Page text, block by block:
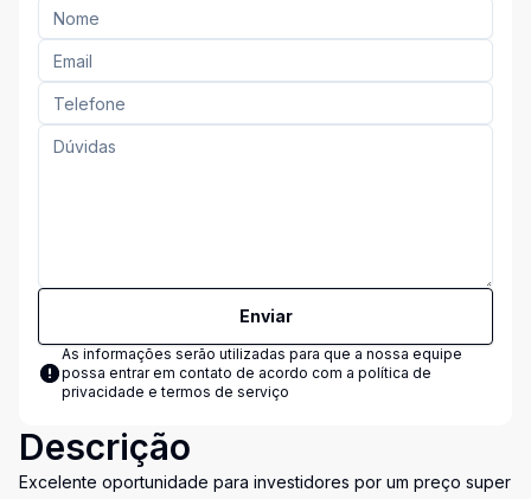
Enviar
As informações serão utilizadas para que a nossa equipe
possa entrar em contato de acordo com a política de
privacidade e termos de serviço
Descrição
Excelente oportunidade para investidores por um preço super